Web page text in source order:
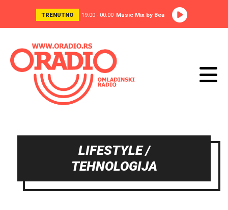
TRENUTNO 19:00 - 00:00 Music Mix by Bea
LIFESTYLE /
TEHNOLOGIJA